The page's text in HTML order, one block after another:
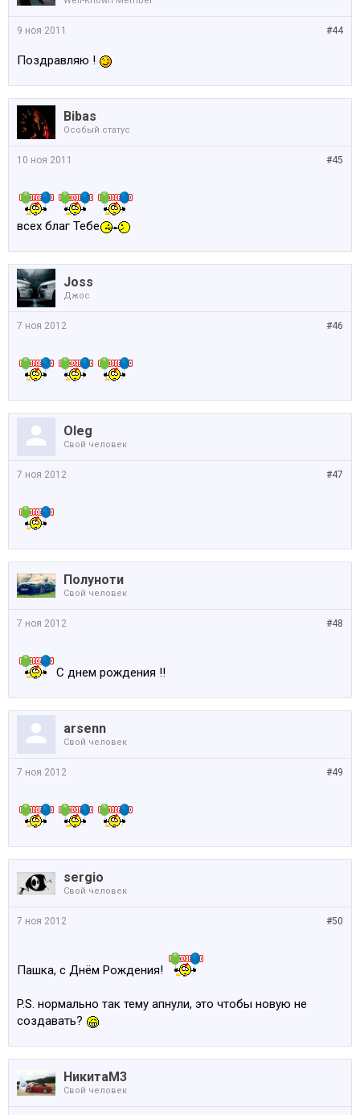
#44
9 ноя 2011
Поздравляю !
Bibas
Особый статус
#45
10 ноя 2011
всех благ Тебе
Joss
Джос
#46
7 ноя 2012
Oleg
Свой человек
#47
7 ноя 2012
Полуноти
Свой человек
#48
7 ноя 2012
С днем рождения !!
arsenn
Свой человек
#49
7 ноя 2012
sergio
Свой человек
#50
7 ноя 2012
Пашка, с Днём Рождения!
P.S. нормально так тему апнули, это чтобы новую не
создавать?
НикитаМ3
Свой человек